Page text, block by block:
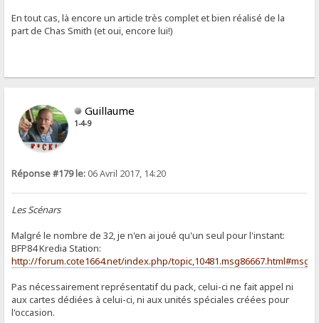
En tout cas, là encore un article très complet et bien réalisé de la
part de Chas Smith (et oui, encore lui!)
Guillaume
1-4-9
Réponse #179 le: 06 Avril 2017, 14:20
Les Scénars
Malgré le nombre de 32, je n'en ai joué qu'un seul pour l'instant:
BFP84 Kredia Station:
http://forum.cote1664.net/index.php/
Pas nécessairement représentatif du pack, celui-ci ne fait appel ni
aux cartes dédiées à celui-ci, ni aux unités spéciales créées pour
l'occasion.